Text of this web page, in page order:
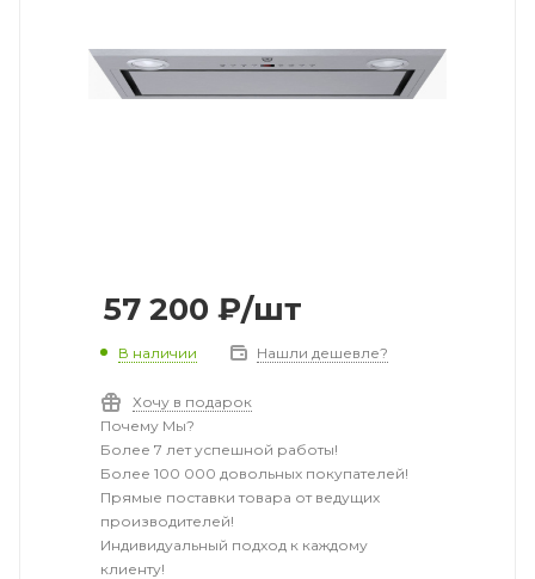
57 200 ₽/шт
В наличии Нашли дешевле?
Хочу в подарок
Почему Мы?
Более 7 лет успешной работы!
Более 100 000 довольных покупателей!
Прямые поставки товара от ведущих
производителей!
Индивидуальный подход к каждому
клиенту!